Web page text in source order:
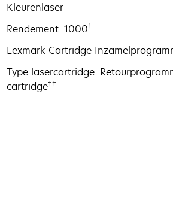
Kleurenlaser
Rendement: 1000†
Lexmark Cartridge
Type lasercartridge:
cartridge††